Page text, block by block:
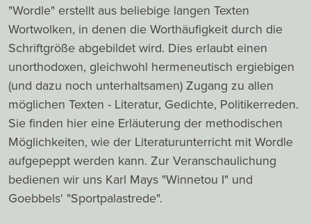
"Wordle" erstellt aus beliebige langen Texten
Wortwolken, in denen die Worthäufigkeit durch die
Schriftgröße abgebildet wird. Dies erlaubt einen
unorthodoxen, gleichwohl hermeneutisch ergiebigen
(und dazu noch unterhaltsamen) Zugang zu allen
möglichen Texten - Literatur, Gedichte, Politikerreden.
Sie finden hier eine Erläuterung der methodischen
Möglichkeiten, wie der Literaturunterricht mit Wordle
aufgepeppt werden kann. Zur Veranschaulichung
bedienen wir uns Karl Mays "Winnetou I" und
Goebbels' "Sportpalastrede".